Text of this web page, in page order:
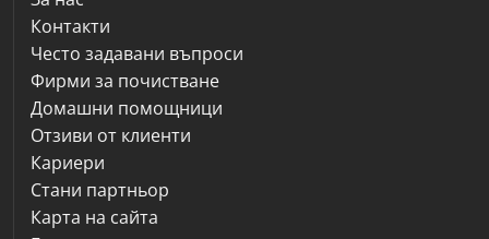
Контакти
Често задавани въпроси
Фирми за почистване
Домашни помощници
Отзиви от клиенти
Кариери
Стани партньор
Карта на сайта